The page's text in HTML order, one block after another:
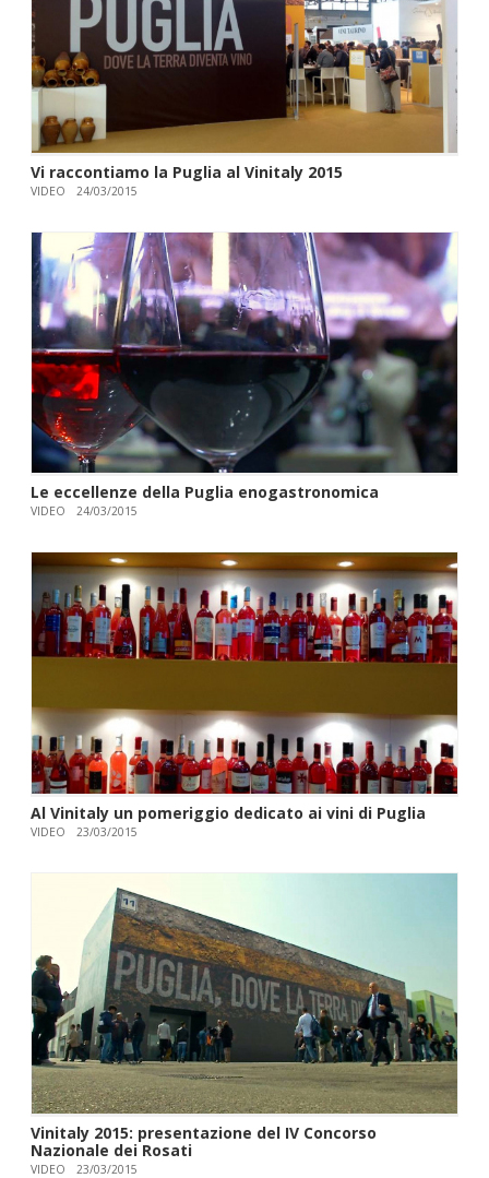
Vi raccontiamo la Puglia al Vinitaly 2015
VIDEO 24/03/2015
Le eccellenze della Puglia enogastronomica
VIDEO 24/03/2015
Al Vinitaly un pomeriggio dedicato ai vini di Puglia
VIDEO 23/03/2015
Vinitaly 2015: presentazione del IV Concorso
Nazionale dei Rosati
VIDEO 23/03/2015